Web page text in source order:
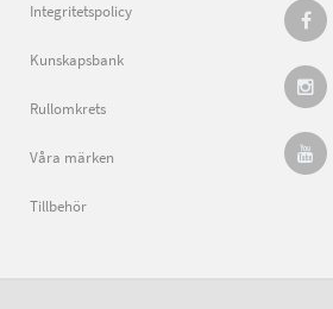
Integritetspolicy
Kunskapsbank
Rullomkrets
Våra märken
Tillbehör